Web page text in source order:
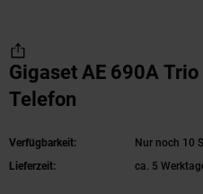
Gigaset AE 690A
Telefon
Verfügbarkeit:
Nur noch 10
Lieferzeit:
ca. 5